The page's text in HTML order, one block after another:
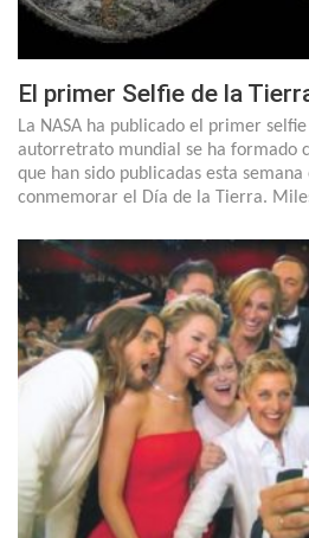
El primer Selfie de la
La NASA ha publicado el primer
autorretrato mundial se ha formado
que han sido publicadas esta
conmemorar el Día de la Tierra.